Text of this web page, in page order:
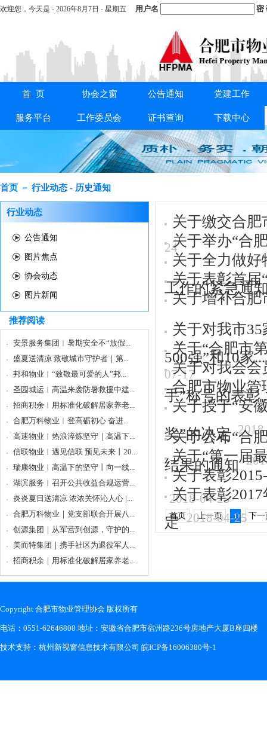
欢迎您， 今天是 - 2026年8月7日 - 星期五 用户名 密
首 页 协会之窗 公告通知 党建工作
服务平台 工作委员会 证书查询 下载中心
重要通知： 关于交纳2025年度会费的通知
首页 － 行业动态 - 历史通知
行业动态
公告通知
图片焦点
协会动态
图片新闻
推荐阅读
安景服务集团︱暑期安全不“放假...
盛夏送清凉 致敬城市守护者｜第...
邦和物业︱“致敬最可爱的人”邦...
圣园城运︱高温来袭防暑救援中建...
招商积余︱用标准化破解居家养老...
合肥万科物业︱登高砺初心 奋进...
高速物业︱热浪淬炼坚守｜高温下...
信联物业︱遇见信联 预见未来丨20...
瑞康物业︱高温下的坚守丨向一线...
湖滨服务︱召开公共收益合规运营...
炎炎夏日送清凉 浓浓关怀沁人心 |...
合肥万科物业｜党支部联合开展八...
创源集团｜从军营到创源，守护的...
美而特集团｜携手社区为退役军人...
招商积余｜用标准化破解居家养老...
关于缴交合肥
24关于举办“合
关于全力做
工作的紧急通
关于表彰首届
关于增补合肥
关于对我市
500强”和10家...
关于“合肥市
07-17
关于对我会会
手”称号的表彰
合肥市物业管
关于授于“安
奖”的决定
关于公布“合
结果的通知
关于“第一届
关于表彰
2018-04-25
关于表彰
定 2018-04-25
首页 上一页 1 下一
Copyright 合肥市物业管理协会 版权所有
电话：0551-62646808 地址：安徽省合肥市宿州路236号房地产大厦B座四楼
技术支持： 杭州新视窗信息技术有限公司 皖ICP备16006380号-1